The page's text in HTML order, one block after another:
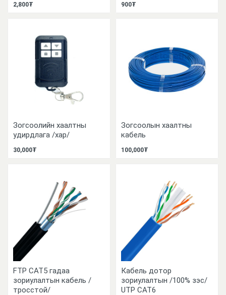
2,800₮ 900₮
Зогсоолийн хаалтны
удирдлага /хар/
30,000₮
Зогсоолын хаалтны
кабель
100,000₮
FTP CAT5 гадаа
зориулалтын кабель /
тросстой/
Кабель дотор
зориулалтын /100% зэс/
UTP CAT6